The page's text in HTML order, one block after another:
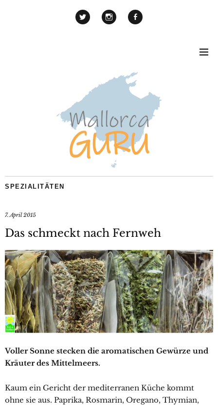
SPEZIALITÄTEN
7. April 2015
Das schmeckt nach Fernweh
Voller Sonne stecken die aromatischen Gewürze und
Kräuter des Mittelmeers.
Kaum ein Gericht der mediterranen Küche kommt
ohne sie aus. Paprika, Rosmarin, Oregano, Thymian,